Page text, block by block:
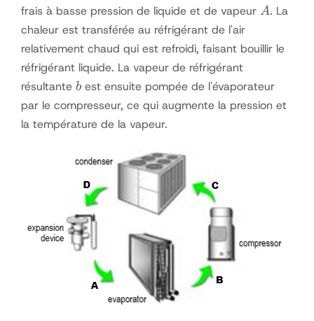
frais à basse pression de liquide et de vapeur A
A. La
chaleur est transférée au réfrigérant de l'air
relativement chaud qui est refroidi, faisant bouillir le
réfrigérant liquide. La vapeur de réfrigérant
résultante b
b est ensuite pompée de l'évaporateur
par le compresseur, ce qui augmente la pression et
la température de la vapeur.